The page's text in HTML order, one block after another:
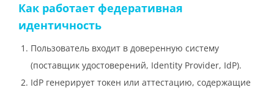
Как работает федеративная
идентичность
Пользователь входит в доверенную систему
(поставщик удостоверений, Identity Provider, IdP).
IdP генерирует токен или аттестацию, содержащие